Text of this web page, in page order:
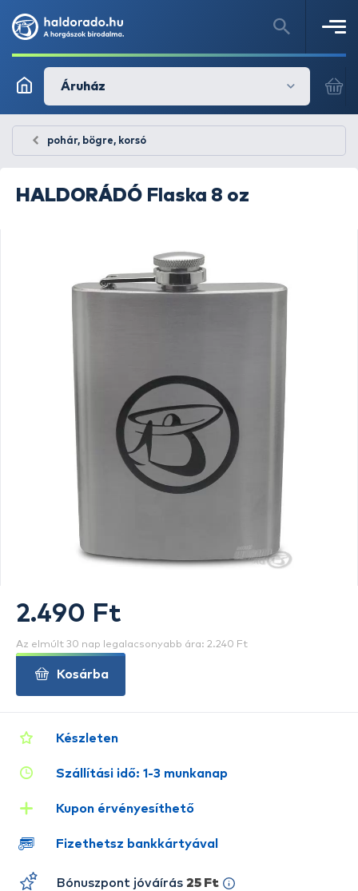
Áruház
pohár, bögre, korsó
HALDORÁDÓ Flaska 8 oz
Készleten
Szállítási idő: 1-3 munkanap
Kupon érvényesíthető
Fizethetsz bankkártyával
Bónuszpont jóváírás 25 Ft
2.490 Ft
Az elmúlt 30 nap legalacsonyabb ára: 2.240 Ft
Kosárba